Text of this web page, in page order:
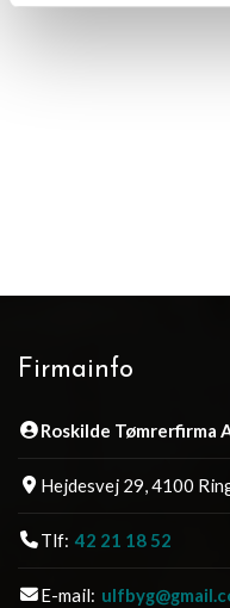
Firmainfo
Roskilde Tømrerfirma
Hejdesvej 29, 4100
Tlf: 42 21 18 52
E-mail: